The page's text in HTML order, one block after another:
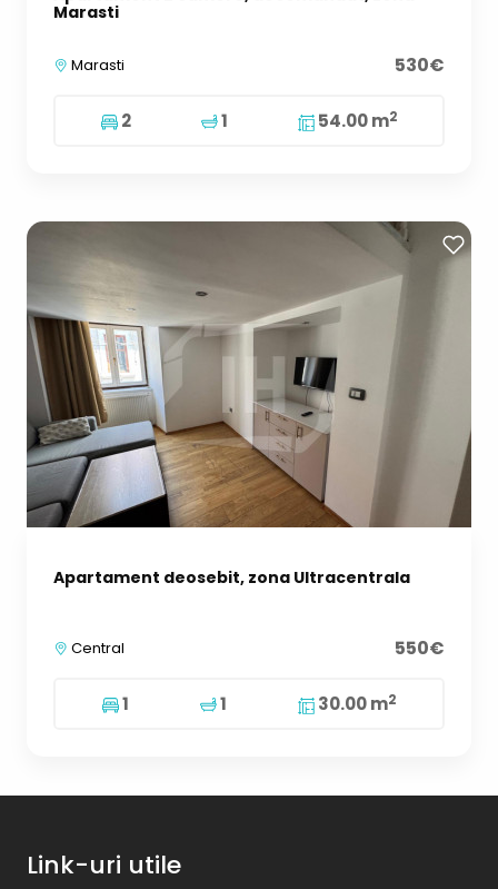
Marasti
Marasti 530€
2 1 54.00 m2
Apartament deosebit, zona Ultracentrala
Central 550€
1 1 30.00 m2
Link-uri utile